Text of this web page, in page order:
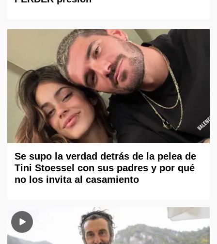
Se supo la verdad detrás de la pelea de
Tini Stoessel con sus padres y por qué
no los invita al casamiento